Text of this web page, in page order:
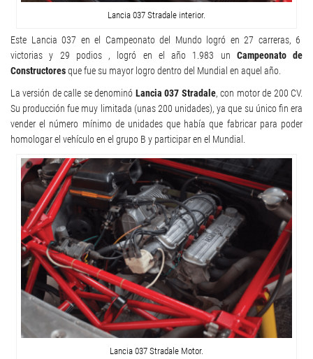
Lancia 037 Stradale interior.
Este Lancia 037 en el Campeonato del Mundo logró en 27 carreras, 6
victorias y 29 podios , logró en el año 1.983 un Campeonato de
Constructoresque fue su mayor logro dentro del Mundial en aquel año.
La versión de calle se denominó Lancia 037 Stradale, con motor de 200 CV.
Su producción fue muy limitada (unas 200 unidades), ya que su único fin era
vender el número mínimo de unidades que había que fabricar para poder
homologar el vehículo en el grupo B y participar en el Mundial.
Lancia 037 Stradale Motor.